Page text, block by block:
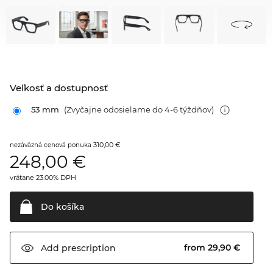
Veľkosť a dostupnosť
53 mm (Zvyčajne odosielame do 4-6 týždňov)
nezáväzná cenová ponuka 310,00 €
248,00 €
vrátane 23.00% DPH
Do košíka
Add prescription from 29,90 €